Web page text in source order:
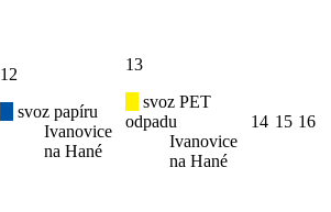
12
svoz papíru
Ivanovice
na Hané
13
svoz PET
odpadu
Ivanovice
na Hané
14 15 16